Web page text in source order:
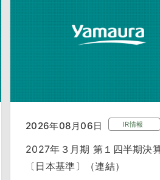
2026年08月06日 IR情報
2027年３月期 第１四半期決
〔日本基準〕（連結）